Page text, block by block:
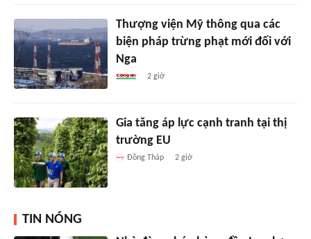
Thượng viện Mỹ thông qua các
biện pháp trừng phạt mới đối với
Nga
2 giờ
Gia tăng áp lực cạnh tranh tại thị
trường EU
Đồng Tháp 2 giờ
TIN NÓNG